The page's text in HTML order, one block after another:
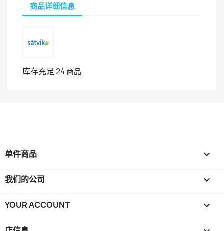
商品详细信息
库存充足24 商品
单件商品 
我们的公司 
YOUR ACCOUNT 